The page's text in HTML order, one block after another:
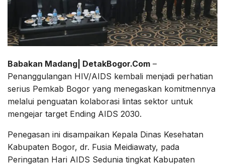
Babakan Madang| DetakBogor.Com –
Penanggulangan HIV/AIDS kembali menjadi perhatian
serius Pemkab Bogor yang menegaskan komitmennya
melalui penguatan kolaborasi lintas sektor untuk
mengejar target Ending AIDS 2030.
Penegasan ini disampaikan Kepala Dinas Kesehatan
Kabupaten Bogor, dr. Fusia Meidiawaty, pada
Peringatan Hari AIDS Sedunia tingkat Kabupaten